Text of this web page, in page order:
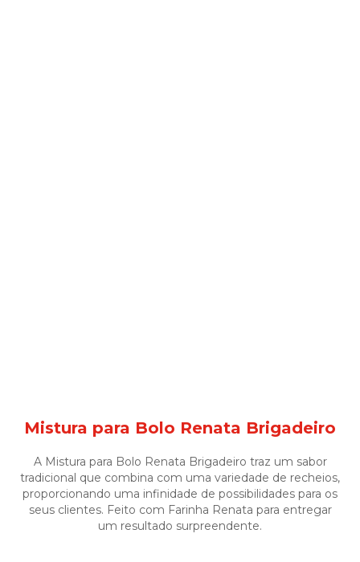
Mistura para Bolo Renata Brigadeiro
A Mistura para Bolo Renata Brigadeiro traz um sabor
tradicional que combina com uma variedade de recheios,
proporcionando uma infinidade de possibilidades para os
seus clientes. Feito com Farinha Renata para entregar
um resultado surpreendente.